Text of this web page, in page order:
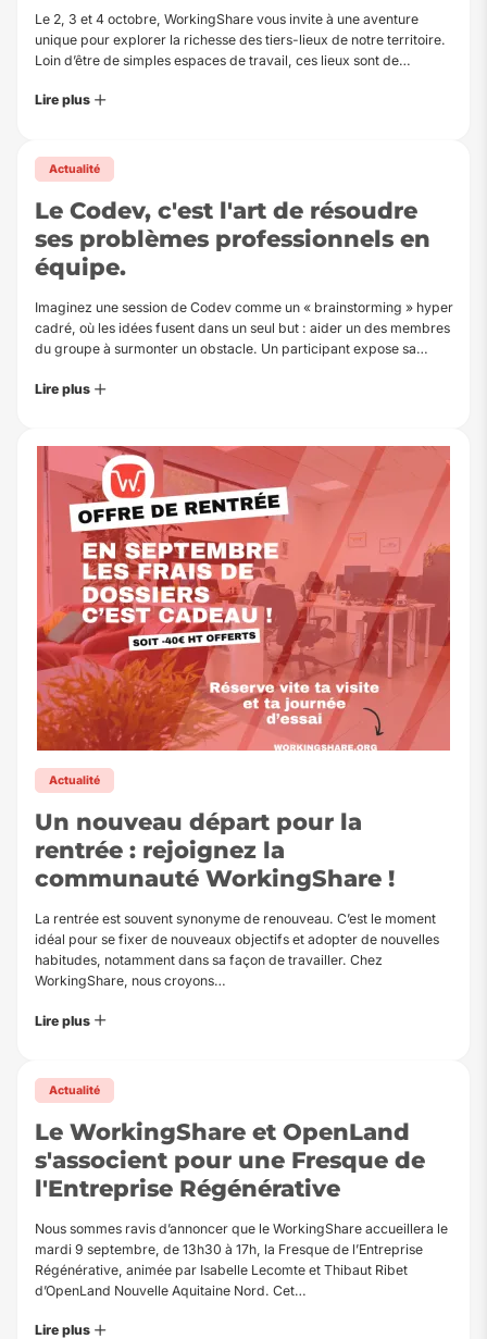
Le 2, 3 et 4 octobre, WorkingShare vous invite à une aventure
unique pour explorer la richesse des tiers-lieux de notre territoire.
Loin d’être de simples espaces de travail, ces lieux sont de…
Lire plus
Actualité
Le Codev, c'est l'art de résoudre
ses problèmes professionnels en
équipe.
Imaginez une session de Codev comme un « brainstorming » hyper
cadré, où les idées fusent dans un seul but : aider un des membres
du groupe à surmonter un obstacle. Un participant expose sa…
Lire plus
Actualité
Un nouveau départ pour la
rentrée : rejoignez la
communauté WorkingShare !
La rentrée est souvent synonyme de renouveau. C’est le moment
idéal pour se fixer de nouveaux objectifs et adopter de nouvelles
habitudes, notamment dans sa façon de travailler. Chez
WorkingShare, nous croyons…
Lire plus
Actualité
Le WorkingShare et OpenLand
s'associent pour une Fresque de
l'Entreprise Régénérative
Nous sommes ravis d’annoncer que le WorkingShare accueillera le
mardi 9 septembre, de 13h30 à 17h, la Fresque de l’Entreprise
Régénérative, animée par Isabelle Lecomte et Thibaut Ribet
d’OpenLand Nouvelle Aquitaine Nord. Cet…
Lire plus